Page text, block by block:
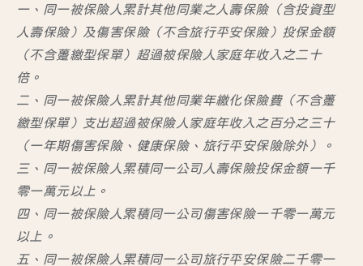
一、同一被保險人累計其他同業之人壽保險（含投資型
人壽保險）及傷害保險（不含旅行平安保險）投保金額
（不含躉繳型保單）超過被保險人家庭年收入之二十
倍。
二、同一被保險人累計其他同業年繳化保險費（不含躉
繳型保單）支出超過被保險人家庭年收入之百分之三十
（一年期傷害保險、健康保險、旅行平安保險除外）。
三、同一被保險人累積同一公司人壽保險投保金額一千
零一萬元以上。
四、同一被保險人累積同一公司傷害保險一千零一萬元
以上。
五、同一被保險人累積同一公司旅行平安保險二千零一